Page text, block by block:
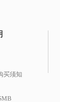
买须知